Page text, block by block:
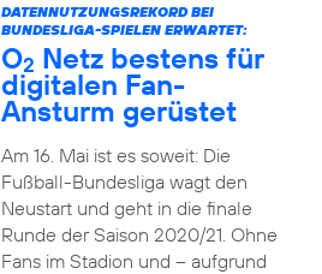
DATENNUTZUNGSREKORD BEI
BUNDESLIGA-SPIELEN ERWARTET:
O2 Netz bestens für
digitalen Fan-
Ansturm gerüstet
Am 16. Mai ist es soweit: Die
Fußball-Bundesliga wagt den
Neustart und geht in die finale
Runde der Saison 2020/21. Ohne
Fans im Stadion und – aufgrund